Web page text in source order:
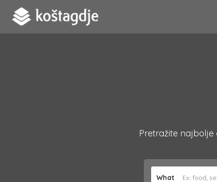
Pretražite najbolje
What